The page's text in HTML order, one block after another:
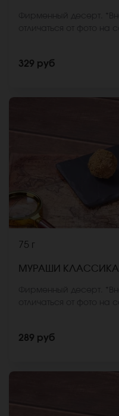
329 руб
75 г
МУРАШИ КЛАССИКА
289 руб